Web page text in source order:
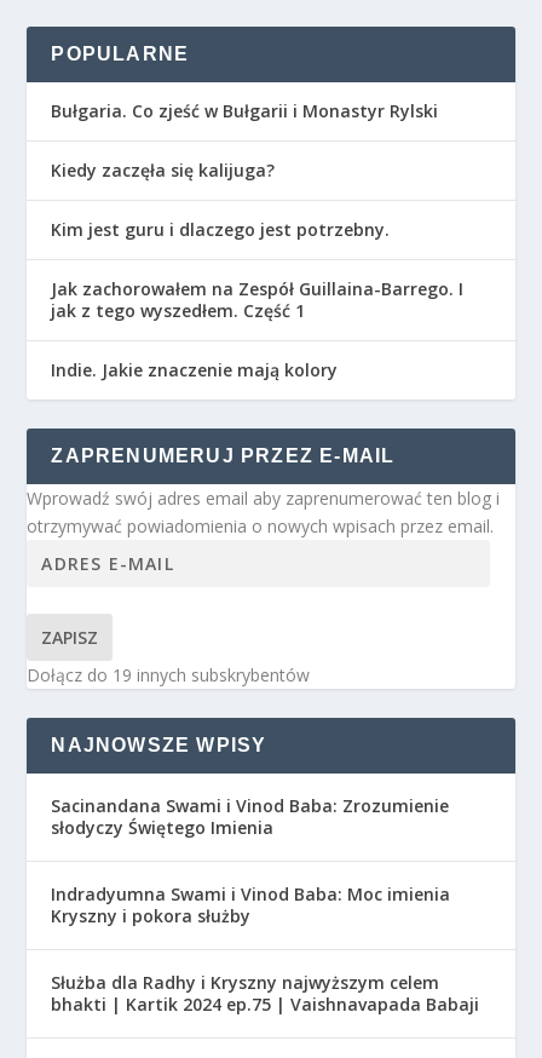
POPULARNE
Bułgaria. Co zjeść w Bułgarii i Monastyr Rylski
Kiedy zaczęła się kalijuga?
Kim jest guru i dlaczego jest potrzebny.
Jak zachorowałem na Zespół Guillaina-Barrego. I
jak z tego wyszedłem. Część 1
Indie. Jakie znaczenie mają kolory
ZAPRENUMERUJ PRZEZ E-MAIL
Wprowadź swój adres email aby zaprenumerować ten blog i
otrzymywać powiadomienia o nowych wpisach przez email.
ZAPISZ
Dołącz do 19 innych subskrybentów
NAJNOWSZE WPISY
Sacinandana Swami i Vinod Baba: Zrozumienie
słodyczy Świętego Imienia
Indradyumna Swami i Vinod Baba: Moc imienia
Kryszny i pokora służby
Służba dla Radhy i Kryszny najwyższym celem
bhakti | Kartik 2024 ep.75 | Vaishnavapada Babaji